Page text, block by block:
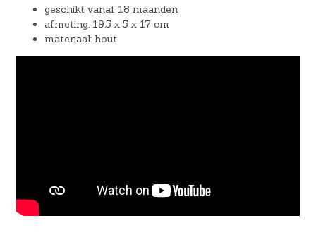
geschikt vanaf 18 maanden
afmeting: 19,5 x 5 x 17 cm
materiaal: hout